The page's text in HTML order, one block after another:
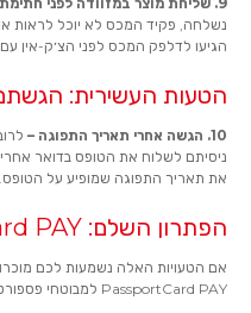
נשלחה, פקיד המכס לא יוכל לראות
הגיעו לדלפק המכס לפני הצ׳ק-אין
הטעות העשירית:
10. הגשה אחרי תאריך התפוגה –
ניסיתם לשלוח את הטופס בדואר
את תאריך התפוגה שמופיע על הטופס.
הפתרון השלם: PassportCard PAY
אם הטעויות האלה נשמעות לכם
PassportCard PAY למבוטחי פספורטכארד.